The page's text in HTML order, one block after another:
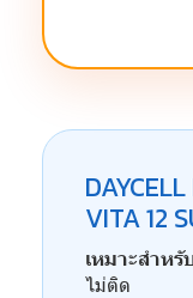
VITA 12
เหมาะสำหรั
ไม่ติด